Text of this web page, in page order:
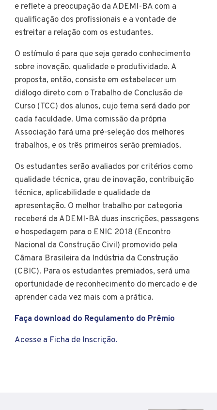
e reflete a preocupação da ADEMI-BA com a
qualificação dos profissionais e a vontade de
estreitar a relação com os estudantes.
O estímulo é para que seja gerado conhecimento
sobre inovação, qualidade e produtividade. A
proposta, então, consiste em estabelecer um
diálogo direto com o Trabalho de Conclusão de
Curso (TCC) dos alunos, cujo tema será dado por
cada faculdade. Uma comissão da própria
Associação fará uma pré-seleção dos melhores
trabalhos, e os três primeiros serão premiados.
Os estudantes serão avaliados por critérios como
qualidade técnica, grau de inovação, contribuição
técnica, aplicabilidade e qualidade da
apresentação. O melhor trabalho por categoria
receberá da ADEMI-BA duas inscrições, passagens
e hospedagem para o ENIC 2018 (Encontro
Nacional da Construção Civil) promovido pela
Câmara Brasileira da Indústria da Construção
(CBIC). Para os estudantes premiados, será uma
oportunidade de reconhecimento do mercado e de
aprender cada vez mais com a prática.
Faça download do Regulamento do Prêmio
Acesse a Ficha de Inscrição.